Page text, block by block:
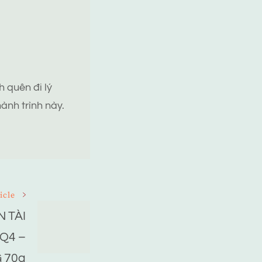
quên đi lý
trình này.
TÀI
–
70a